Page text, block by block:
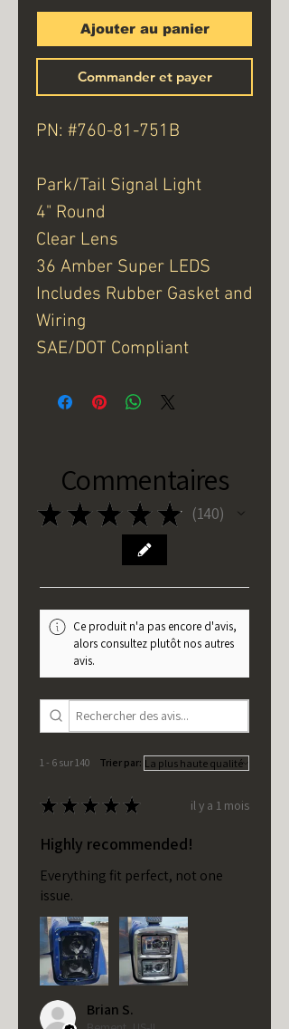
Ajouter au panier
Commander et payer
PN: #760-81-751B
Park/Tail Signal Light
4" Round
Clear Lens
36 Amber Super LEDS
Includes Rubber Gasket and
Wiring
SAE/DOT Compliant
Commentaires
★ ★ ★ ★ ★ 140
140
Ce produit n'a pas encore d'avis,
alors consultez plutôt nos autres
avis.
1 - 6 sur 140 Trier par:
★ ★ ★ ★ ★ il y a 1 mois
Highly recommended!
Everything fit perfect, not one
issue.
Brian S.